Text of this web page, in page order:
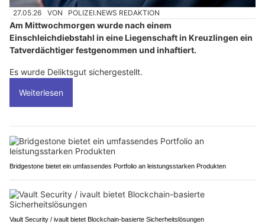
27.05.26 VON POLIZEI.NEWS REDAKTION
Am Mittwochmorgen wurde nach einem
Einschleichdiebstahl in eine Liegenschaft in Kreuzlingen ein
Tatverdächtiger festgenommen und inhaftiert.
Es wurde Deliktsgut sichergestellt.
Weiterlesen
Bridgestone bietet ein umfassendes Portfolio an leistungsstarken Produkten
Vault Security / ivault bietet Blockchain-basierte Sicherheitslösungen